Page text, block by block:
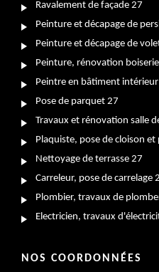
Ravalement de façade 27
Peinture et décapage de
Peinture et décapage de
Peinture, rénovation
Peintre en bâtiment
Pose de parquet 27
Travaux et rénovation salle
Plaquiste, pose de cloison et
Nettoyage de terrasse 27
Carreleur, pose de carrelage
Plombier, travaux de
Electricien, travaux
NOS COORDONNÉES